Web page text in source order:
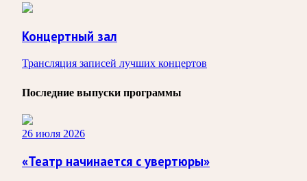
Концертный зал
Трансляция записей лучших концертов
Последние выпуски программы
26 июля 2026
«Театр начинается с увертюры»